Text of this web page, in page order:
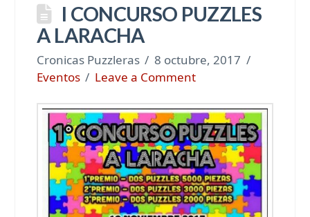
I CONCURSO PUZZLES
A LARACHA
Cronicas Puzzleras
8 octubre, 2017
Eventos
Leave a Comment